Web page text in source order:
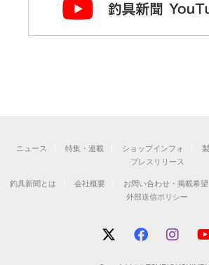
ニュース 特集・連載 ショップインフォ
プレスリリース
釣具新聞とは
会社概要 お問い合わせ・掲載希望
外部送信ポリシー